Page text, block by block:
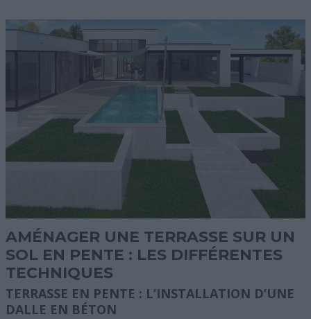
AMÉNAGER UNE TERRASSE SUR UN
SOL EN PENTE : LES DIFFÉRENTES
TECHNIQUES
TERRASSE EN PENTE : L’INSTALLATION D’UNE
DALLE EN BÉTON